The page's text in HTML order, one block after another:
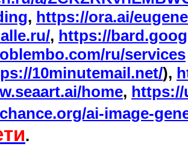
, https://ora.ai/
, https://
ru/services
10minutemail.net/),
home, https://
ai-image-
.